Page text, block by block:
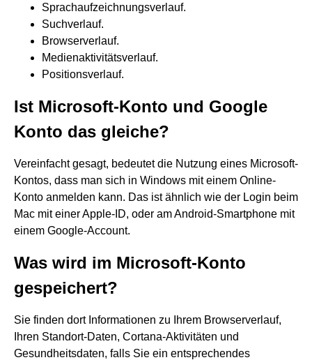
Sprachaufzeichnungsverlauf.
Suchverlauf.
Browserverlauf.
Medienaktivitätsverlauf.
Positionsverlauf.
Ist Microsoft-Konto und Google
Konto das gleiche?
Vereinfacht gesagt, bedeutet die Nutzung eines Microsoft-
Kontos, dass man sich in Windows mit einem Online-
Konto anmelden kann. Das ist ähnlich wie der Login beim
Mac mit einer Apple-ID, oder am Android-Smartphone mit
einem Google-Account.
Was wird im Microsoft-Konto
gespeichert?
Sie finden dort Informationen zu Ihrem Browserverlauf,
Ihren Standort-Daten, Cortana-Aktivitäten und
Gesundheitsdaten, falls Sie ein entsprechendes